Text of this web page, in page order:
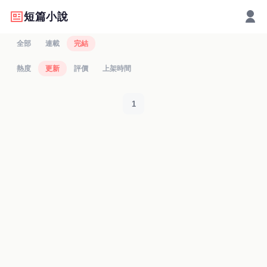
短篇小說
全部 連載 完結
熱度 更新 評價 上架時間
1